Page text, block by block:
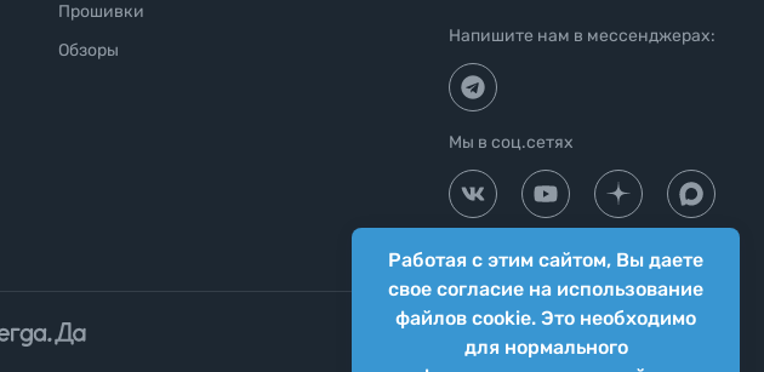
Работая с этим сайтом, Вы даете
свое согласие на использование
файлов cookie. Это необходимо
для нормального
Прошивки
Обзоры
Напишите нам в мессенджерах:
Мы в соц.сетях